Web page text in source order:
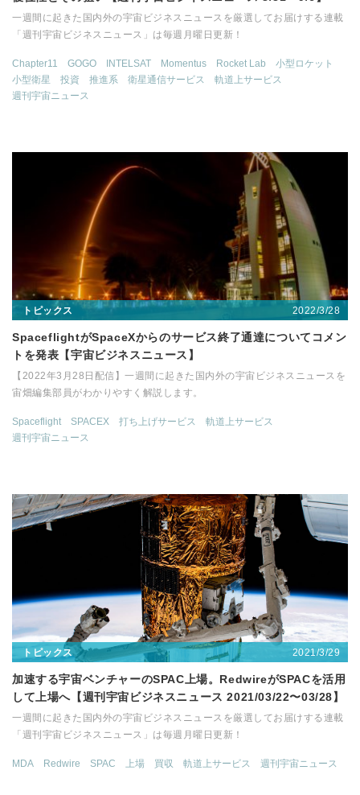
一週間に起きた国内外の宇宙ビジネスニュースを厳選してお届けする連載
「週刊宇宙ビジネスニュース」は毎週月曜日更新！
Chapter11 GOGO INTELSAT Momentus Rocket Lab
小型ロケット
小型衛星
投資 推進系 衛星通信サービス
軌道上サービス
週刊宇宙ニュース
トピックス 2022/3/28
SpaceflightがSpaceXからのサービス終了通達についてコメン
トを発表【宇宙ビジネスニュース】
【2022年3月28日配信】一週間に起きた国内外の宇宙ビジネスニュースを
宙畑編集部員がわかりやすく解説します。
Spaceflight SPACEX 打ち上げサービス
軌道上サービス
週刊宇宙ニュース
トピックス 2021/3/29
加速する宇宙ベンチャーのSPAC上場。RedwireがSPACを活用
して上場へ【週刊宇宙ビジネスニュース 2021/03/22〜03/28】
一週間に起きた国内外の宇宙ビジネスニュースを厳選してお届けする連載
「週刊宇宙ビジネスニュース」は毎週月曜日更新！
MDA Redwire SPAC 上場 買収 軌道上サービス 週刊宇宙ニュース